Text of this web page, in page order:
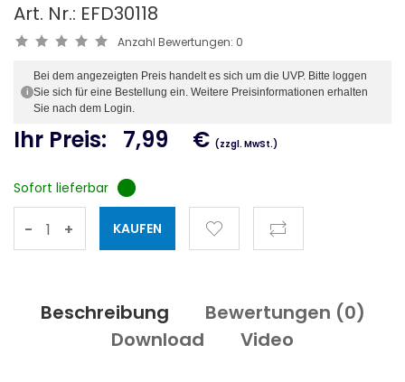
Art. Nr.: EFD30118
Anzahl Bewertungen: 0
i
Bei dem angezeigten Preis handelt es sich um die UVP. Bitte loggen
Sie sich für eine Bestellung ein. Weitere Preisinformationen erhalten
Sie nach dem Login.
Ihr Preis: 7,99 € (zzgl. MwSt.)
Sofort lieferbar
- +
Beschreibung Bewertungen (0)
Download
Video